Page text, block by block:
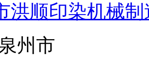
洪顺印染机械
州市